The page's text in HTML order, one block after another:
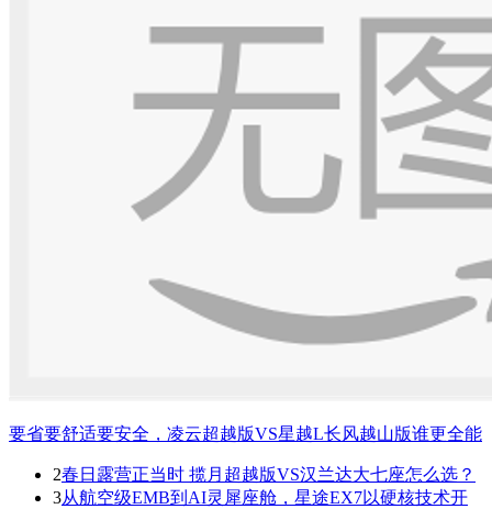
要省要舒适要安全，凌云超越版VS星越L长风越山版谁更全能
2春日露营正当时 揽月超越版VS汉兰达大七座怎么选？
3从航空级EMB到AI灵犀座舱，星途EX7以硬核技术开